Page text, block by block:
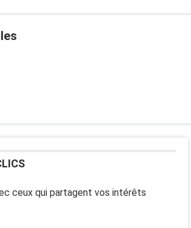
ceux qui partagent vos intérêts